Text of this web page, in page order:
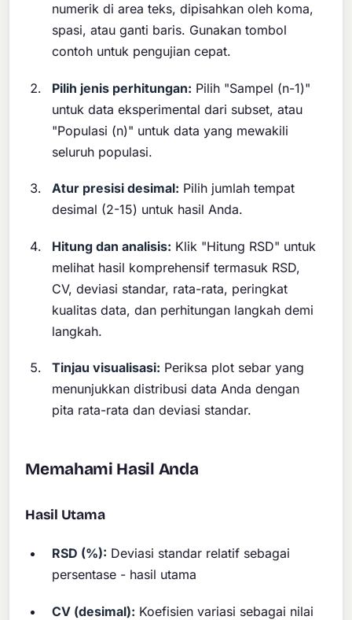
numerik di area teks, dipisahkan oleh koma,
spasi, atau ganti baris. Gunakan tombol
contoh untuk pengujian cepat.
Pilih jenis perhitungan: Pilih "Sampel (n-1)"
untuk data eksperimental dari subset, atau
"Populasi (n)" untuk data yang mewakili
seluruh populasi.
Atur presisi desimal: Pilih jumlah tempat
desimal (2-15) untuk hasil Anda.
Hitung dan analisis: Klik "Hitung RSD" untuk
melihat hasil komprehensif termasuk RSD,
CV, deviasi standar, rata-rata, peringkat
kualitas data, dan perhitungan langkah demi
langkah.
Tinjau visualisasi: Periksa plot sebar yang
menunjukkan distribusi data Anda dengan
pita rata-rata dan deviasi standar.
Memahami Hasil Anda
Hasil Utama
RSD (%): Deviasi standar relatif sebagai
persentase - hasil utama
CV (desimal): Koefisien variasi sebagai nilai